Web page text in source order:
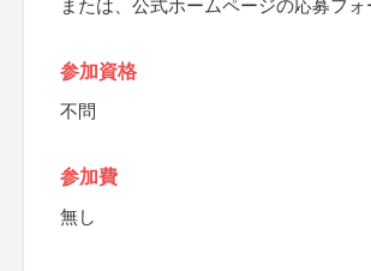
または、公式ホームページの応募フ
参加資格
不問
参加費
無し